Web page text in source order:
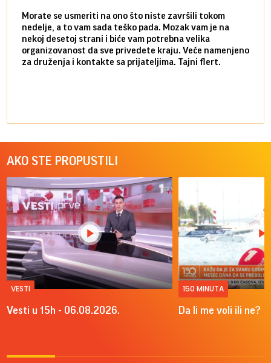
Morate se usmeriti na ono što niste završili tokom
nedelje, a to vam sada teško pada. Mozak vam je na
nekoj desetoj strani i biće vam potrebna velika
organizovanost da sve privedete kraju. Veče namenjeno
za druženja i kontakte sa prijateljima. Tajni flert.
AKO STE PROPUSTILI
VESTI
Vesti u 15h - 06.08.2026.
150 MINUTA
Da li me voli ili ne?